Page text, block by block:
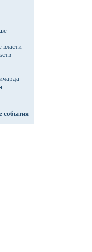
власти
события